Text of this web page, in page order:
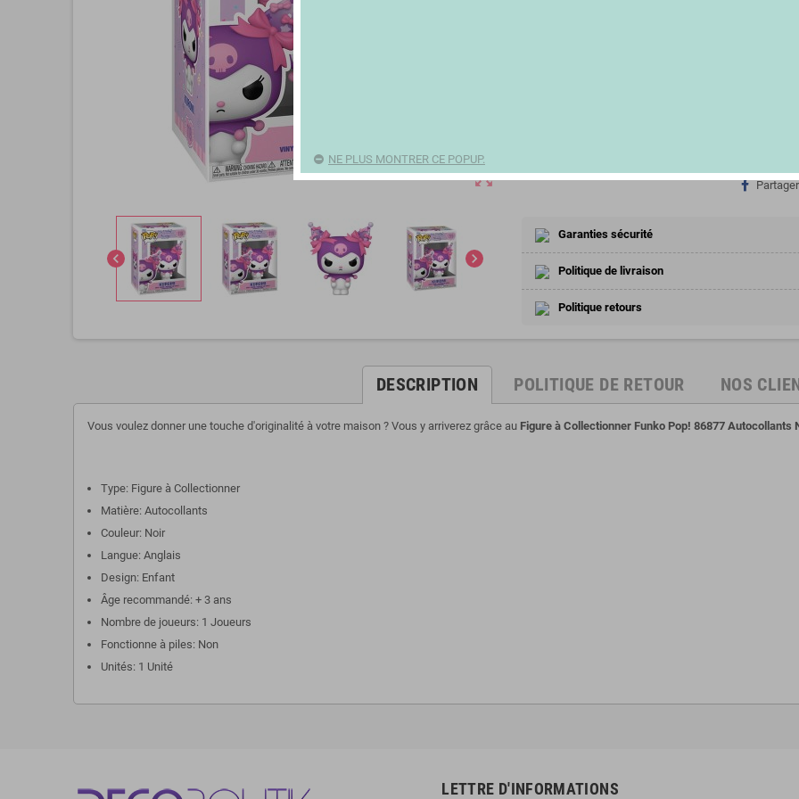
zoom_out_map
chevron_left chevron_right
Partager
Garanties sécurité
Politique de livraison
Politique retours
DESCRIPTION POLITIQUE DE RETOUR NOS
Vous voulez donner une touche d'originalité à votre maison ? Vous y arriverez grâce au Figure à Collectionner Funko Pop! 86877 Autocollants
Type: Figure à Collectionner
Matière: Autocollants
Couleur: Noir
Langue: Anglais
Design: Enfant
Âge recommandé: + 3 ans
Nombre de joueurs: 1 Joueurs
Fonctionne à piles: Non
Unités: 1 Unité
LETTRE D'INFORMATIONS
NE PLUS MONTRER CE POPUP.